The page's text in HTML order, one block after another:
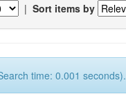
| Sort items by
time: 0.001 seconds).